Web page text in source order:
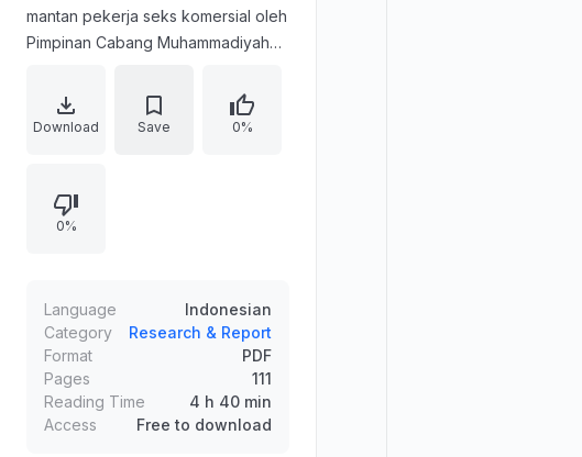
mantan pekerja seks komersial oleh
Pimpinan Cabang Muhammadiyah
Pembahasan meliputi kajian konsep
pemberdayaan, relasi perempuan
society, serta landasan teologi Al-
Maun. Bagian best practice
pendidikan, bantuan sosial,
pembinaan ekonomi, pemberian
peran bagi anak germo, dan
publikasi media.
Download Save 0%
0%
Language
Indonesian
Category
Research & Report
Format
PDF
Pages
111
Reading Time
4 h 40 min
Access
Free to download